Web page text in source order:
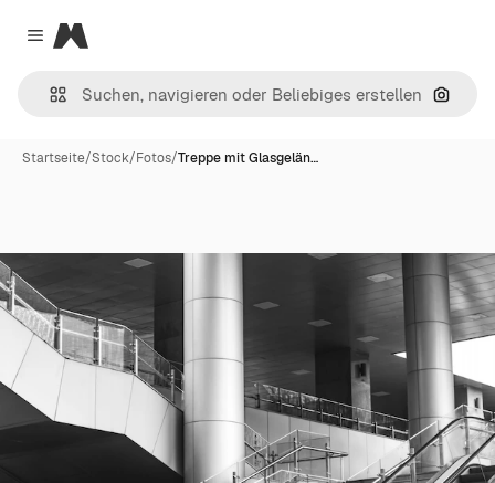
Close menu
Magnific
Nach
Startseite/Stock/Fotos/Treppe mit Glasgelän…